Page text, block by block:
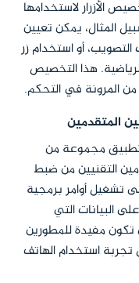
الأزرار لاستخدامها
المثال، يمكن تعيين
أو استخدام زر
هذا التخصيص
من المرونة في التحكم.
المتقدمين
مجموعة من
التقنيين من ضبط
تشغيل أوامر برمجية
البيانات التي
تكون مفيدة للمطورين
استخدام الهاتف